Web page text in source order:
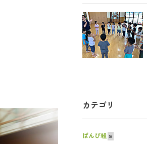
カテゴリ
ばんび組 59